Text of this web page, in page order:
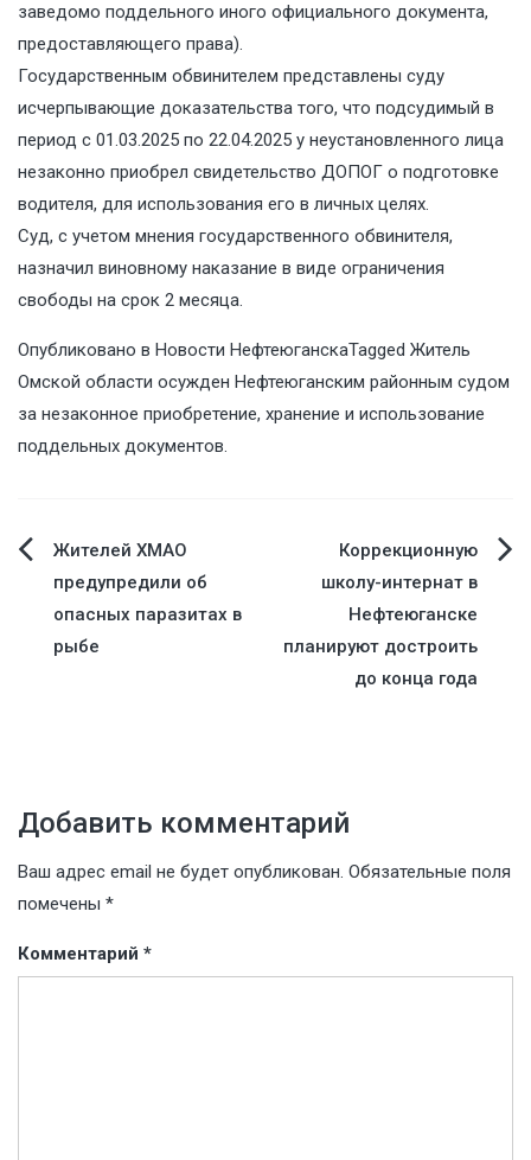
заведомо поддельного иного официального документа,
предоставляющего права).
Государственным обвинителем представлены суду
исчерпывающие доказательства того, что подсудимый в
период с 01.03.2025 по 22.04.2025 у неустановленного лица
незаконно приобрел свидетельство ДОПОГ о подготовке
водителя, для использования его в личных целях.
Суд, с учетом мнения государственного обвинителя,
назначил виновному наказание в виде ограничения
свободы на срок 2 месяца.
Опубликовано в Новости НефтеюганскаTagged Житель
Омской области осужден Нефтеюганским районным судом
за незаконное приобретение, хранение и использование
поддельных документов.
Навигация
по
записям
Жителей ХМАО
предупредили об
опасных паразитах в
рыбе
Коррекционную
школу-интернат в
Нефтеюганске
планируют достроить
до конца года
Добавить комментарий
Ваш адрес email не будет опубликован. Обязательные поля
помечены *
Комментарий *